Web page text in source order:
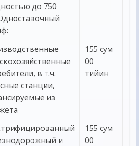
до 750
в т.ч.
станции,
из
155 сум
00
тийин
и
155 сум
00